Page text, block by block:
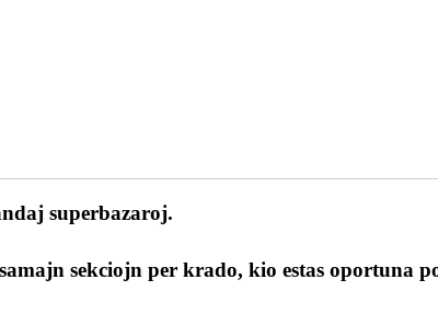
superbazaroj.
sekciojn per krado, kio estas oportuna